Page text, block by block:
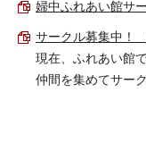
婦中ふれあい館サ
サークル募集中！
現在、ふれあい館
仲間を集めてサー